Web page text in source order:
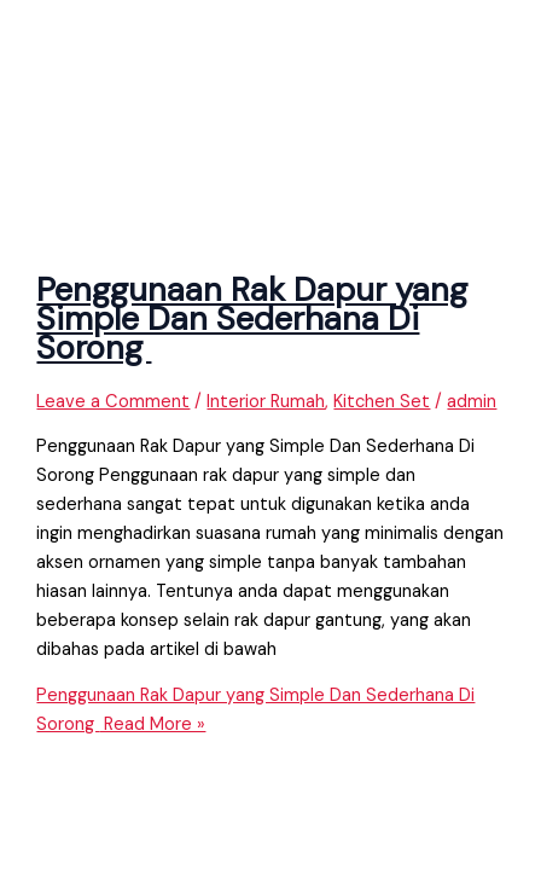
Penggunaan Rak Dapur yang
Simple Dan Sederhana Di
Sorong
Leave a Comment /Interior Rumah,Kitchen Set /admin
Penggunaan Rak Dapur yang Simple Dan Sederhana Di
Sorong Penggunaan rak dapur yang simple dan
sederhana sangat tepat untuk digunakan ketika anda
ingin menghadirkan suasana rumah yang minimalis dengan
aksen ornamen yang simple tanpa banyak tambahan
hiasan lainnya. Tentunya anda dapat menggunakan
beberapa konsep selain rak dapur gantung, yang akan
dibahas pada artikel di bawah
Penggunaan Rak Dapur yang Simple Dan Sederhana Di
Sorong Read More »